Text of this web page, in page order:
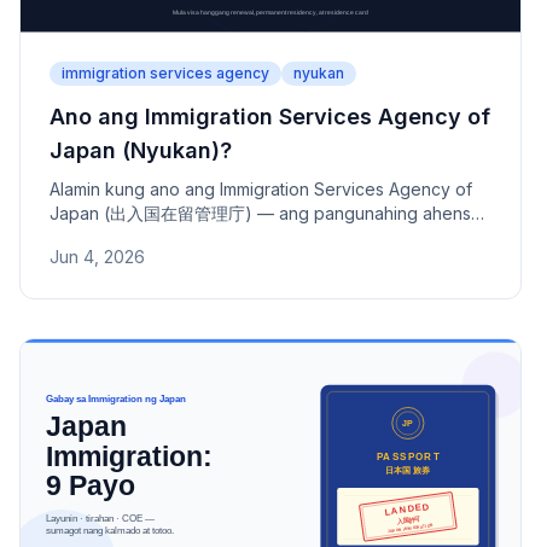
immigration services agency nyukan
Ano ang Immigration Services Agency of
Japan (Nyukan)?
Alamin kung ano ang Immigration Services Agency of
Japan (出入国在留管理庁) — ang pangunahing ahensya
permanent residency, at residence card ng mga
Jun 4, 2026